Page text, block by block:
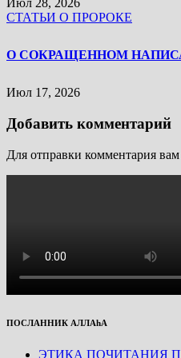
Июл 28, 2026
СТАТЬИ О ПРОРОКЕ
Июл 17, 2026
Добавить комментарий
Для отправки комментария
ПОСЛАННИК АЛЛАhА
ЭТИКА ПОЧИТАНИЯ